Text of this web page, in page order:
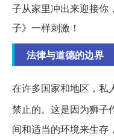
子从家里冲出来迎接你
子》一样刺激！
法律与道德的边界
在许多国家和地区，私
禁止的。这是因为狮子
间和适当的环境来生存